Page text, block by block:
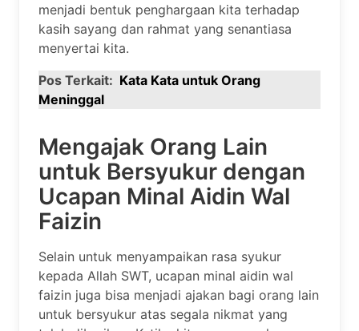
menjadi bentuk penghargaan kita terhadap
kasih sayang dan rahmat yang senantiasa
menyertai kita.
Pos Terkait: Kata Kata untuk Orang
Meninggal
Mengajak Orang Lain
untuk Bersyukur dengan
Ucapan Minal Aidin Wal
Faizin
Selain untuk menyampaikan rasa syukur
kepada Allah SWT, ucapan minal aidin wal
faizin juga bisa menjadi ajakan bagi orang lain
untuk bersyukur atas segala nikmat yang